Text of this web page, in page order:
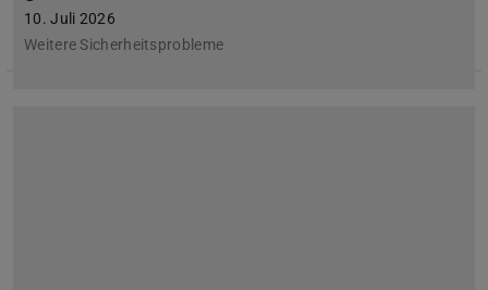
10. Juli 2026
Weitere Sicherheitsprobleme